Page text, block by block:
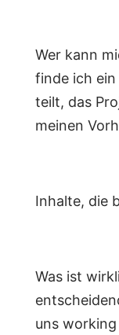
Wer kann
finde ich
teilt, das
meinen
Inhalte, die
Was ist
uns